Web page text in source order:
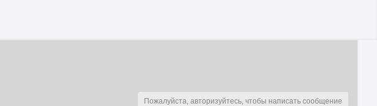
Пожалуйста, авторизуйтесь, чтобы написать сообщение